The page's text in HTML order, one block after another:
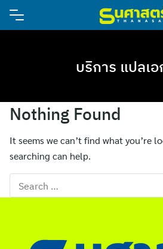
บริการ แปลเ
Nothing Found
It seems we can’t find what you’re
searching can help.
Search
for: